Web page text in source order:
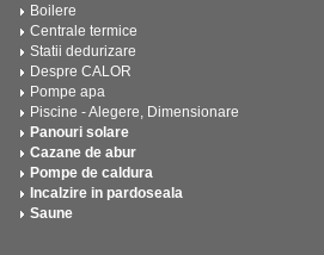
Boilere
Centrale termice
Statii dedurizare
Despre CALOR
Pompe apa
Piscine - Alegere, Dimensionare
Panouri solare
Cazane de abur
Pompe de caldura
Incalzire in pardoseala
Saune